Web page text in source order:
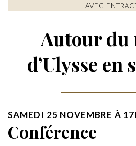
AVEC
Autour du
d’Ulysse en
SAMEDI 25 NOVEMBRE À
Conférence